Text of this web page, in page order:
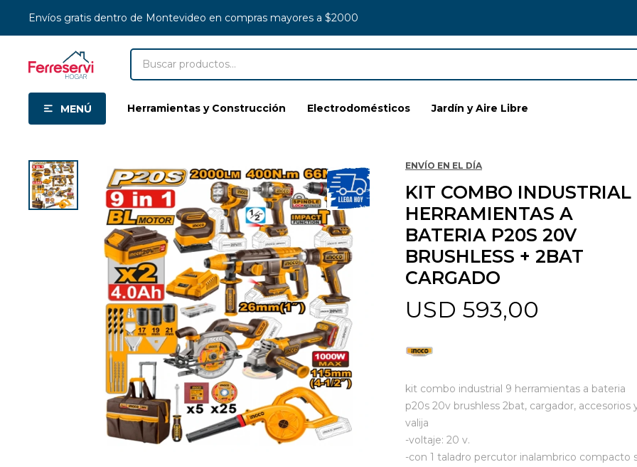
MENÚ Herramientas y Construcción Electrodomésticos Jardín y Aire Libre
Envíos gratis dentro de Montevideo en compras mayores a $2000
ENVÍO EN EL DÍA
KIT COMBO INDUSTRIAL
HERRAMIENTAS A
BATERIA P20S 20V
BRUSHLESS + 2BAT
CARGADO
USD 593,00
kit combo industrial 9 herramientas a bateria
p20s 20v brushless 2bat, cargador, accesorios
valija
-voltaje: 20 v.
-con 1 taladro percutor inalambrico compacto